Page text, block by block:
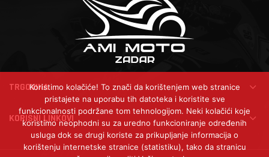
TRGOVINA
KORISNI LINKOVI
Koristimo kolačiće! To znači da korištenjem web stranice
pristajete na uporabu tih datoteka i koristite sve
funkcionalnosti podržane tom tehnologijom. Neki kolačići koje
koristimo neophodni su za uredno funkcioniranje određenih
usluga dok se drugi koriste za prikupljanje informacija o
korištenju internetske stranice (statistiku), tako da stranicu